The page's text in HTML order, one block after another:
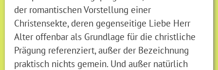
der romantischen Vorstellung einer
Christensekte, deren gegenseitige Liebe Herr
Alter offenbar als Grundlage für die christliche
Prägung referenziert, außer der Bezeichnung
praktisch nichts gemein. Und außer natürlich